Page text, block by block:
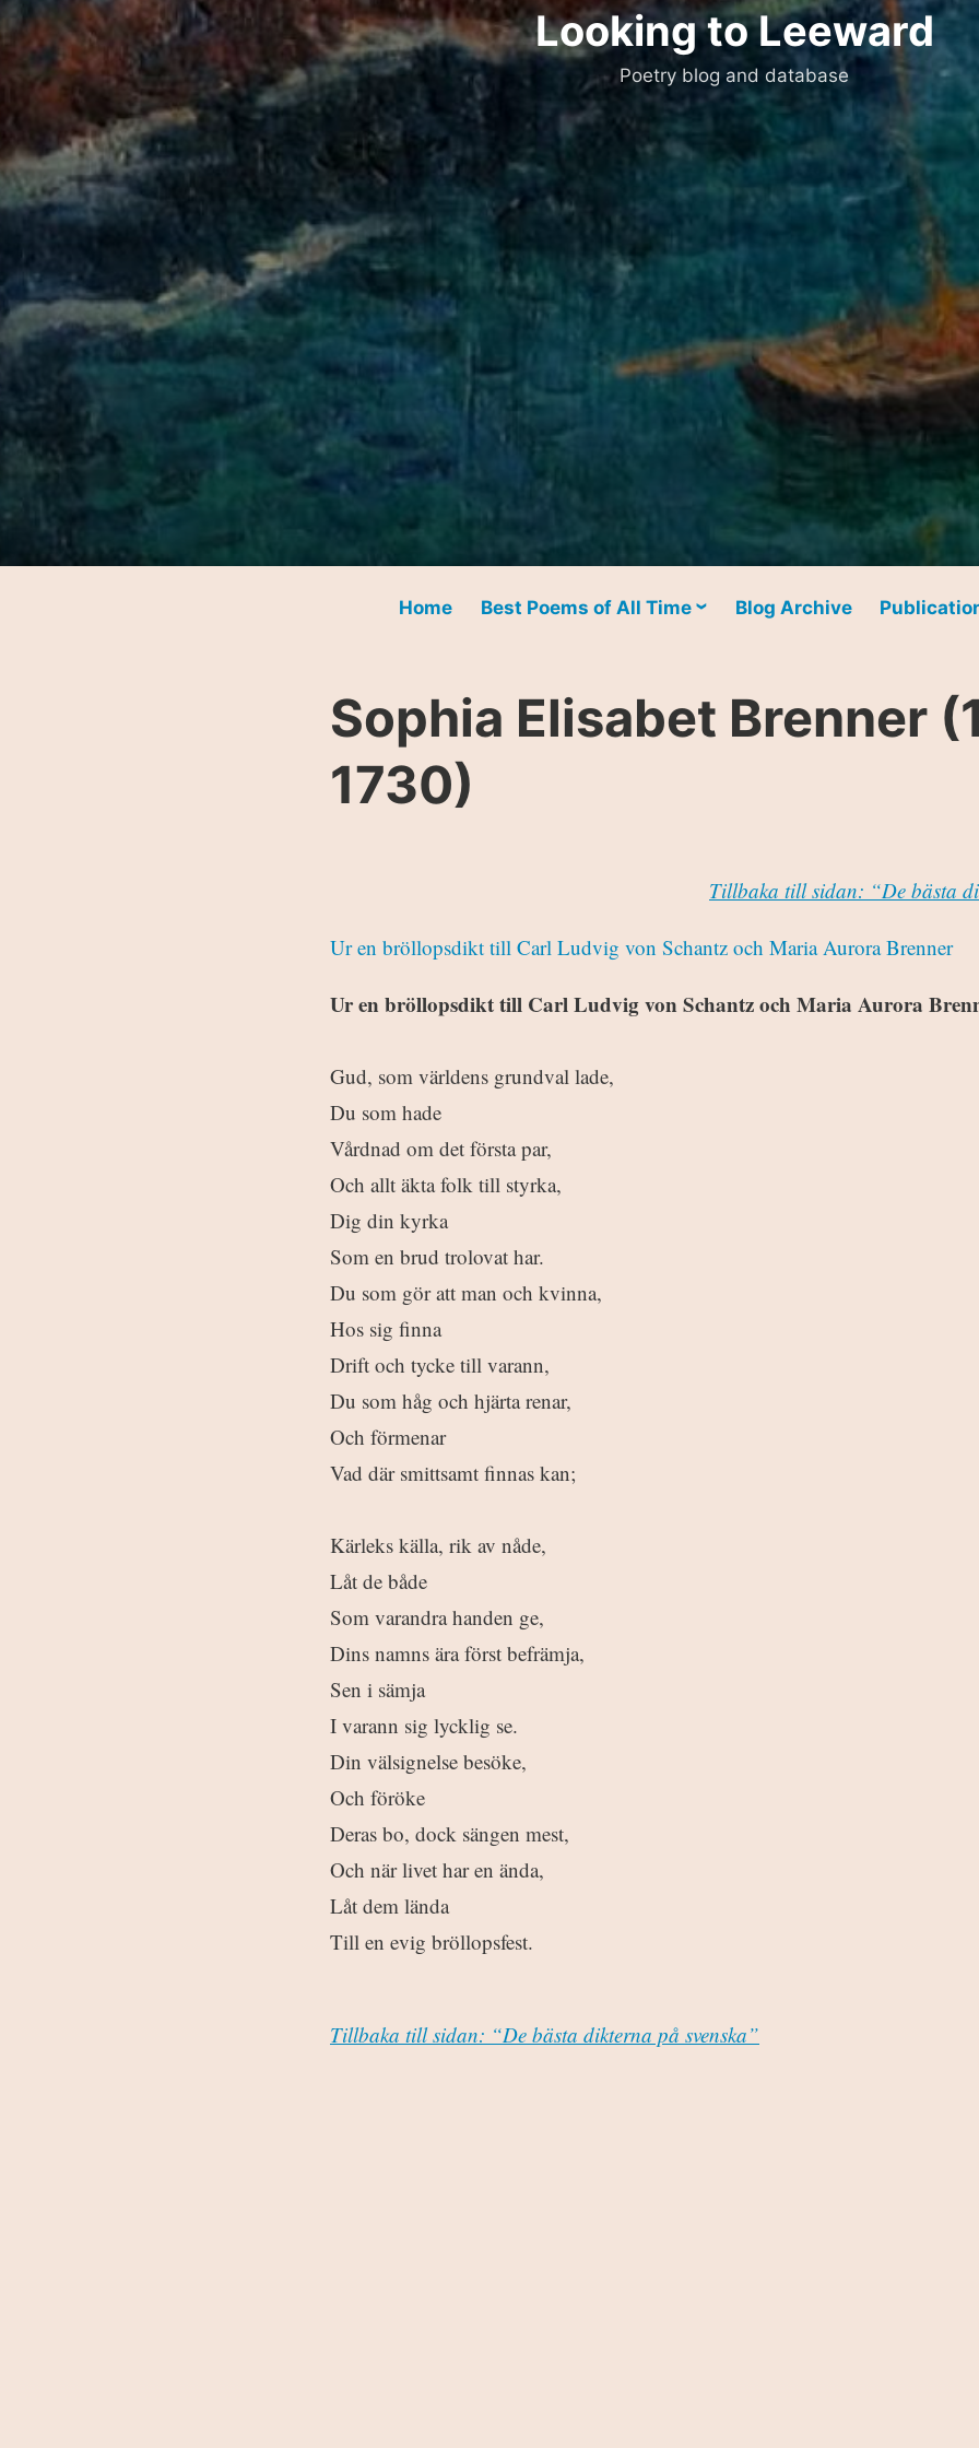
Looking to Leeward
Poetry blog and database
Home Best Poems of All Time Blog Archive
Sophia Elisabet Brenner
1730)
Tillbaka till sidan: “De bästa
Ur en bröllopsdikt till Carl Ludvig von Schantz och Maria Aurora Brenner
Ur en bröllopsdikt till Carl Ludvig von Schantz och Maria Aurora
Gud, som världens grundval lade,
Du som hade
Vårdnad om det första par,
Och allt äkta folk till styrka,
Dig din kyrka
Som en brud trolovat har.
Du som gör att man och kvinna,
Hos sig finna
Drift och tycke till varann,
Du som håg och hjärta renar,
Och förmenar
Vad där smittsamt finnas kan;
Kärleks källa, rik av nåde,
Låt de både
Som varandra handen ge,
Dins namns ära först befrämja,
Sen i sämja
I varann sig lycklig se.
Din välsignelse besöke,
Och föröke
Deras bo, dock sängen mest,
Och när livet har en ända,
Låt dem lända
Till en evig bröllopsfest.
Tillbaka till sidan: “De bästa dikterna på svenska”